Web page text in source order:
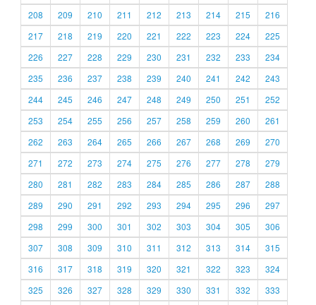
208
209 210 211 212 213 214 215
216
217
218 219 220 221 222 223 224
225
226
227 228 229 230 231 232 233
234
235
236 237 238 239 240 241 242
243
244
245 246 247 248 249 250 251
252
253
254 255 256 257 258 259 260
261
262
263 264 265 266 267 268 269
270
271
272 273 274 275 276 277 278
279
280
281 282 283 284 285 286 287
288
289
290 291 292 293 294 295 296
297
298
299 300 301 302 303 304 305
306
307
308 309 310 311 312 313 314
315
316
317 318 319 320 321 322 323
324
325
326 327 328 329 330 331 332 333